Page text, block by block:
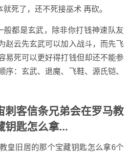
死了，还不死接巫术 再砍。
般都是玄武，除非你打钱神速队友
赵云先玄武可以加入战斗，而先飞
易死可以更好得打钱但却还不能参
序：玄武、退魔、飞鞋、源氏铠、
刺客信条兄弟会在罗马教
钥匙怎么拿...
皇旧居的那个宝藏钥匙怎么拿6个